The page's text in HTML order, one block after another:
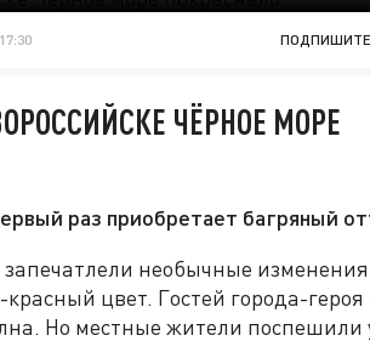
ЧЁРНОЕ МОРЕ
раз приобретает багряный
необычные
цвет. Гостей города-
Но местные жители поспешили